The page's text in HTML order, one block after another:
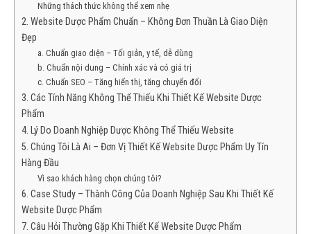
Những thách thức không thể xem nhẹ
2. Website Dược Phẩm Chuẩn – Không Đơn Thuần Là Giao Diện
Đẹp
a. Chuẩn giao diện – Tối giản, y tế, dễ dùng
b. Chuẩn nội dung – Chính xác và có giá trị
c. Chuẩn SEO – Tăng hiển thị, tăng chuyển đổi
3. Các Tính Năng Không Thể Thiếu Khi Thiết Kế Website Dược
Phẩm
4. Lý Do Doanh Nghiệp Dược Không Thể Thiếu Website
5. Chúng Tôi Là Ai – Đơn Vị Thiết Kế Website Dược Phẩm Uy Tín
Hàng Đầu
Vì sao khách hàng chọn chúng tôi?
6. Case Study – Thành Công Của Doanh Nghiệp Sau Khi Thiết Kế
Website Dược Phẩm
7. Câu Hỏi Thường Gặp Khi Thiết Kế Website Dược Phẩm